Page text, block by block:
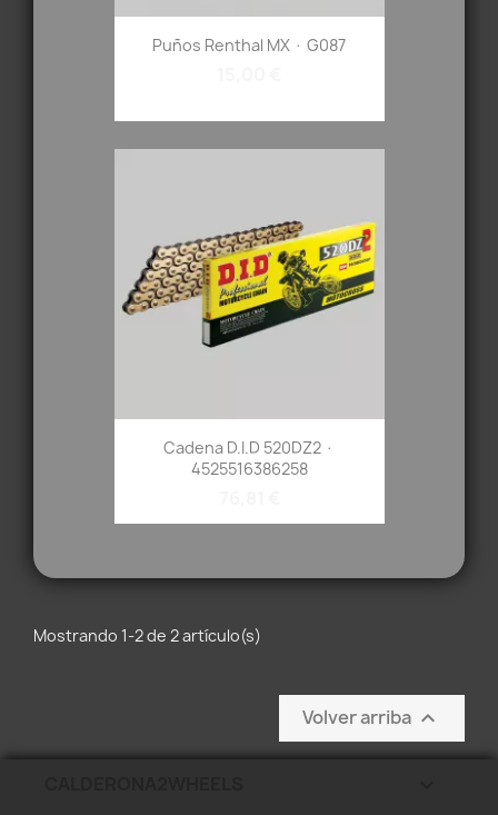
Puños Renthal MX · G087
Cadena D.I.D 520DZ2 ·
4525516386258
Mostrando 1-2 de 2 artículo(s)
Volver arriba 